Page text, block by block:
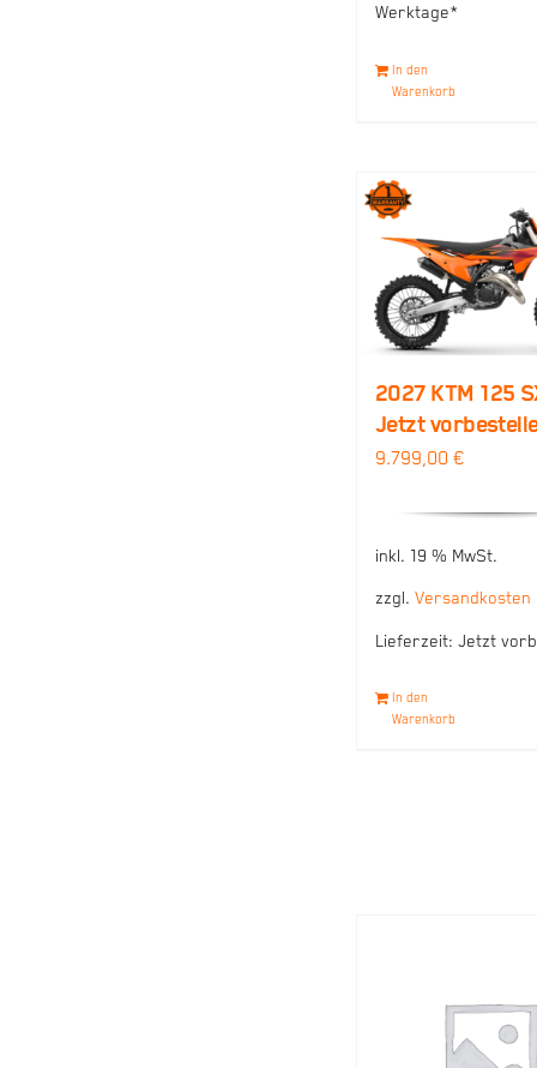
Werktage*
In den
Warenkorb
2027 KTM 125
Jetzt
9.799,00€
inkl. 19 % MwSt.
zzgl.Versandkosten
Lieferzeit:Jetzt
In den
Warenkorb